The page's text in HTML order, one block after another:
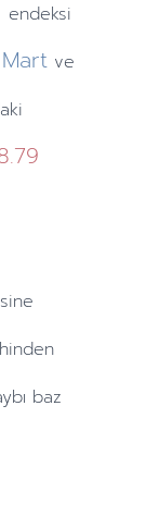
endeksi
Mart ve
baz